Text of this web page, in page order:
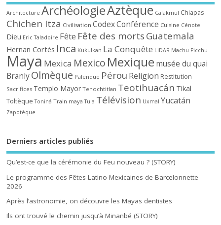
Architecture ArchéologieAztèque Calakmul Chiapas
Chichen Itza Civilisation CodexConférence Cuisine Cénote
Dieu Eric Taladoire Fête Fête des morts Guatemala
Hernan Cortès Inca Kukulkan La Conquête LiDAR Machu Picchu
Maya Mexica Mexico Mexique musée du quai
BranlyOlmèque Palenque Pérou Religion Restitution
Sacrifices Templo Mayor Tenochtitlan Teotihuacán Tikal
Toltèque Toniná Train maya Tula Télévision Uxmal Yucatán
Zapotèque
Derniers articles publiés
Qu’est-ce que la cérémonie du Feu nouveau ? (STORY)
Le programme des Fêtes Latino-Mexicaines de Barcelonnette
2026
Après l’astronomie, on découvre les Mayas dentistes
Ils ont trouvé le chemin jusqu’à Minanbé (STORY)